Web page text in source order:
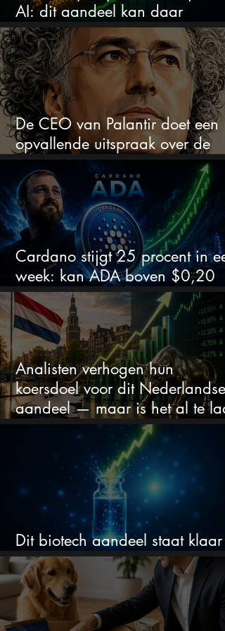
AI: dit aandeel kan daar
explosief van profiteren
De CEO van Palantir doet een
opvallende uitspraak over de
beurs
Cardano stijgt 25 procent in
week: kan ADA boven $0,20
blijven?
Analisten verhogen hun
koersdoel voor dit Nederlandse
aandeel — maar is het al te laat
om in te stappen?
Dit biotech aandeel staat klaar
voor een flinke rally